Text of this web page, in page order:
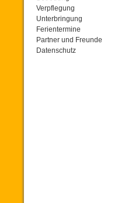
Verpflegung
Unterbringung
Ferientermine
Partner und Freunde
Datenschutz